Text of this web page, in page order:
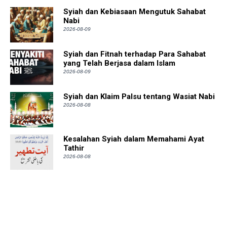
Syiah dan Kebiasaan Mengutuk Sahabat
Nabi
2026-08-09
Syiah dan Fitnah terhadap Para Sahabat
yang Telah Berjasa dalam Islam
2026-08-09
Syiah dan Klaim Palsu tentang Wasiat Nabi
2026-08-08
Kesalahan Syiah dalam Memahami Ayat
Tathir
2026-08-08